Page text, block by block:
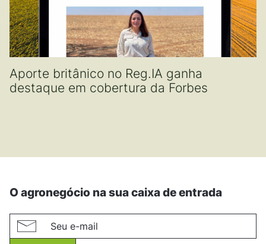
Aporte britânico no Reg.IA ganha
destaque em cobertura da Forbes
O agronegócio na sua caixa de entrada